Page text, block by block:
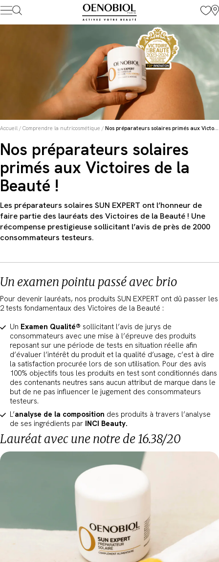
Skip
to
content
Accueil / Comprendre la nutricosmétique / Nos préparateurs solaires primés aux Victoires de la Beauté !
Nos préparateurs solaires
primés aux Victoires de la
Beauté !
Les préparateurs solaires SUN EXPERT ont l’honneur de
faire partie des lauréats des Victoires de la Beauté ! Une
récompense prestigieuse sollicitant l’avis de près de 2000
consommateurs testeurs.
Un examen pointu passé avec brio
Pour devenir lauréats, nos produits SUN EXPERT ont dû passer les
2 tests fondamentaux des Victoires de la Beauté :
Un Examen Qualité® sollicitant l’avis de jurys de
consommateurs avec une mise à l’épreuve des produits
reposant sur une période de tests en situation réelle afin
d’évaluer l’intérêt du produit et la qualité d’usage, c’est à dire
la satisfaction procurée lors de son utilisation. Pour des avis
100% objectifs tous les produits en test sont conditionnés dans
des contenants neutres sans aucun attribut de marque dans le
but de ne pas influencer le jugement des consommateurs
testeurs.
L’analyse de la composition des produits à travers l’analyse
de ses ingrédients par INCI Beauty.
Lauréat avec une notre de 16.38/20